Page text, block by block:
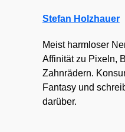
Stefan Holzhauer
Meist harmloser
Affinität zu Pixeln,
Zahnrädern.
Fantasy und
darüber.